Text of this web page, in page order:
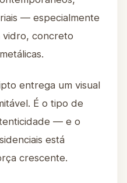
— especialmente
vidro, concreto
entrega um visual
É o tipo de
— e o
está
crescente.